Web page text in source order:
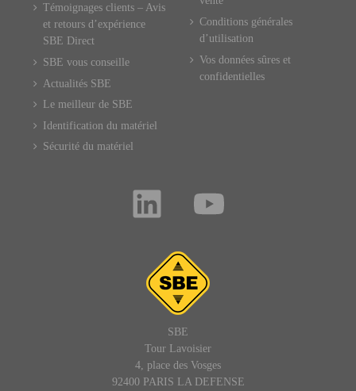
Témoignages clients – Avis
et retours d’expérience
SBE Direct
SBE vous conseille
Actualités SBE
Le meilleur de SBE
Identification du matériel
Sécurité du matériel
Conditions générales
d’utilisation
Vos données sûres et
confidentielles
SBE
Tour Lavoisier
4, place des Vosges
92400 PARIS LA DEFENSE